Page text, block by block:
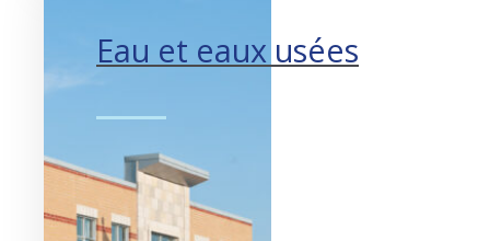
Eau et eaux usées
Distribution d’eau potable.